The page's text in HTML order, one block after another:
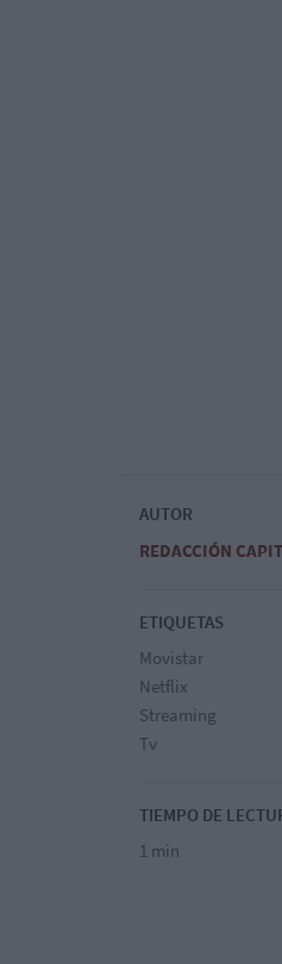
AUTOR
REDACCIÓN
ETIQUETAS
Movistar
Netflix
Streaming
Tv
TIEMPO DE
1 min